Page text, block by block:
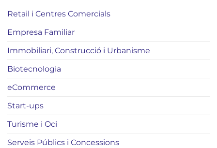
Retail i Centres Comercials
Empresa Familiar
Immobiliari, Construcció i Urbanisme
Biotecnologia
eCommerce
Start-ups
Turisme i Oci
Serveis Públics i Concessions